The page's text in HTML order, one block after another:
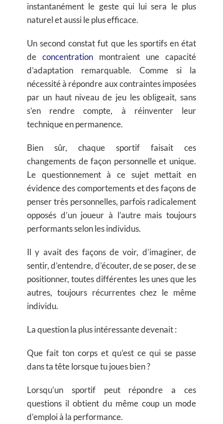
instantanément le geste qui lui sera le plus
naturel et aussi le plus efficace.
Un second constat fut que les sportifs en état
de concentration montraient une capacité
d’adaptation remarquable. Comme si la
nécessité à répondre aux contraintes imposées
par un haut niveau de jeu les obligeait, sans
s’en rendre compte, à réinventer leur
technique en permanence.
Bien sûr, chaque sportif faisait ces
changements de façon personnelle et unique.
Le questionnement à ce sujet mettait en
évidence des comportements et des façons de
penser très personnelles, parfois radicalement
opposés d’un joueur à l’autre mais toujours
performants selon les individus.
Il y avait des façons de voir, d’imaginer, de
sentir, d’entendre, d’écouter, de se poser, de se
positionner, toutes différentes les unes que les
autres, toujours récurrentes chez le même
individu.
La question la plus intéressante devenait :
Que fait ton corps et qu’est ce qui se passe
dans ta tête lorsque tu joues bien ?
Lorsqu’un sportif peut répondre a ces
questions il obtient du même coup un mode
d’emploi à la performance.